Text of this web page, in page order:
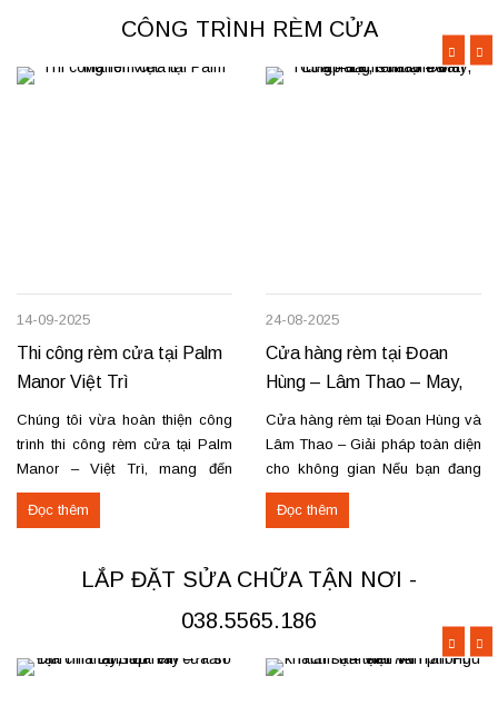
CÔNG TRÌNH RÈM CỬA
14-09-2025
Thi công rèm cửa tại Palm
Manor Việt Trì
Chúng tôi vừa hoàn thiện công
trình thi công rèm cửa tại Palm
Manor – Việt Trì, mang đến
không gian sang trọng và tiện
nghi cho các căn hộ cao cấp.
Rèm vải thô cao cấp may định
hình hấp sóng: sang trọng, giữ
Đọc thêm
24-08-2025
Cửa hàng rèm tại Đoan
Hùng – Lâm Thao – May,
lắp đặt, sửa chữa
Cửa hàng rèm tại Đoan Hùng và
Lâm Thao – Giải pháp toàn diện
cho không gian Nếu bạn đang
tìm nơi may, lắp đặt rèm cửa
hoặc cần sửa chữa rèm hỏng tại
chúng tôi sẵn sàng đáp ứng với
dịch vụ chuyên nghiệp và giá...
Đọc thêm
LẮP ĐẶT SỬA CHỮA TẬN NƠI -
038.5565.186